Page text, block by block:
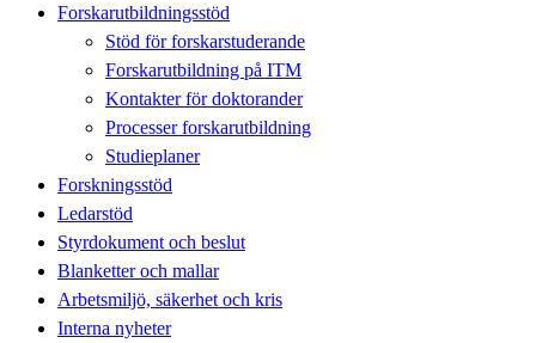
Forskarutbildningsstöd
Stöd för forskarstuderande
Forskarutbildning på ITM
Kontakter för doktorander
Processer forskarutbildning
Studieplaner
Forskningsstöd
Ledarstöd
Styrdokument och beslut
Blanketter och mallar
Arbetsmiljö, säkerhet och kris
Interna nyheter